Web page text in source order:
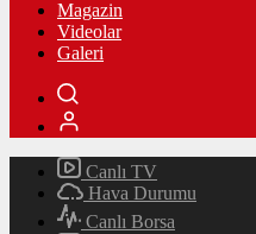
Magazin
Videolar
Galeri
Canlı TV
Hava Durumu
Canlı Borsa